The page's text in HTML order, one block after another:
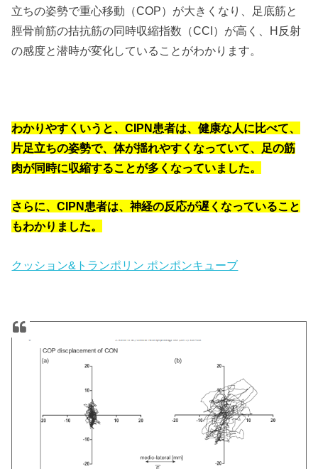
立ちの姿勢で重心移動（COP）が大きくなり、足底筋と
脛骨前筋の拮抗筋の同時収縮指数（CCI）が高く、H反射
の感度と潜時が変化していることがわかります。
わかりやすくいうと、CIPN患者は、健康な人に比べて、
片足立ちの姿勢で、体が揺れやすくなっていて、足の筋
肉が同時に収縮することが多くなっていました。
さらに、CIPN患者は、神経の反応が遅くなっていること
もわかりました。
クッション&トランポリン ポンポンキューブ